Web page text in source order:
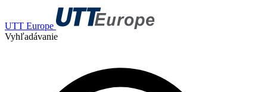
UTT Europe
Vyhľadávanie